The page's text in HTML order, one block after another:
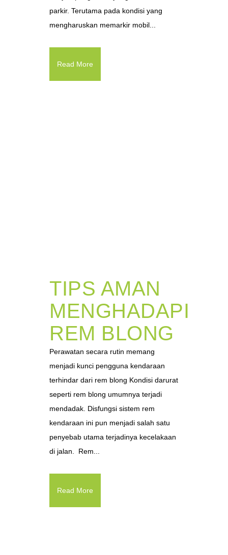
parkir. Terutama pada kondisi yang
mengharuskan memarkir mobil...
Read More
TIPS AMAN
MENGHADAPI
REM BLONG
Perawatan secara rutin memang
menjadi kunci pengguna kendaraan
terhindar dari rem blong Kondisi darurat
seperti rem blong umumnya terjadi
mendadak. Disfungsi sistem rem
kendaraan ini pun menjadi salah satu
penyebab utama terjadinya kecelakaan
di jalan. Rem...
Read More